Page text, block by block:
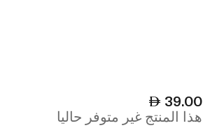
39.00
هذا المنتج غير متوفر حاليا